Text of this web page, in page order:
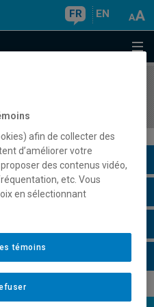
FR EN
afin de collecter des
d’améliorer votre
des contenus vidéo,
etc. Vous
en sélectionnant
témoins